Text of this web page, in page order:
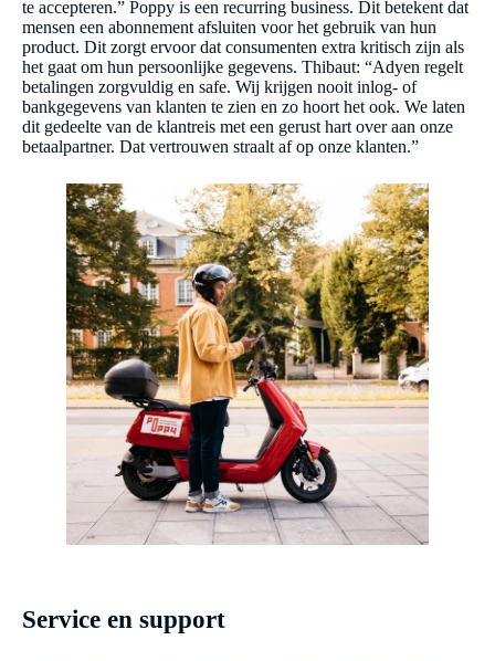
te accepteren.” Poppy is een recurring business. Dit betekent dat
mensen een abonnement afsluiten voor het gebruik van hun
product. Dit zorgt ervoor dat consumenten extra kritisch zijn als
het gaat om hun persoonlijke gegevens. Thibaut: “Adyen regelt
betalingen zorgvuldig en safe. Wij krijgen nooit inlog- of
bankgegevens van klanten te zien en zo hoort het ook. We laten
dit gedeelte van de klantreis met een gerust hart over aan onze
betaalpartner. Dat vertrouwen straalt af op onze klanten.”
Service en support